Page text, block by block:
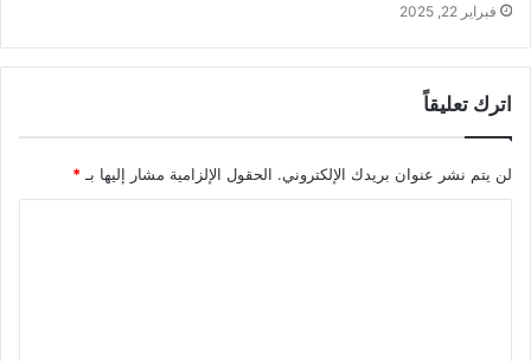
فبراير 22, 2025
اترك تعليقاً
لن يتم نشر عنوان بريدك الإلكتروني. الحقول الإلزامية مشار إليها بـ *